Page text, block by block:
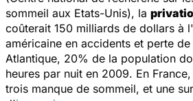
sommeil aux Etats-Unis), la
coûterait 150 milliards de dollars à
américaine en accidents et perte
Atlantique, 20% de la population
heures par nuit en 2009. En
trois manque de sommeil, et une